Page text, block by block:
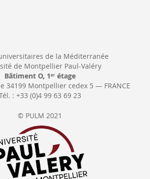
de la Méditerranée
de Montpellier Paul-Valéry
Bâtiment O, 1 erétage
34199 Montpellier cedex 5 — FRANCE
: +33 (0)4 99 63 69 23
© PULM 2021